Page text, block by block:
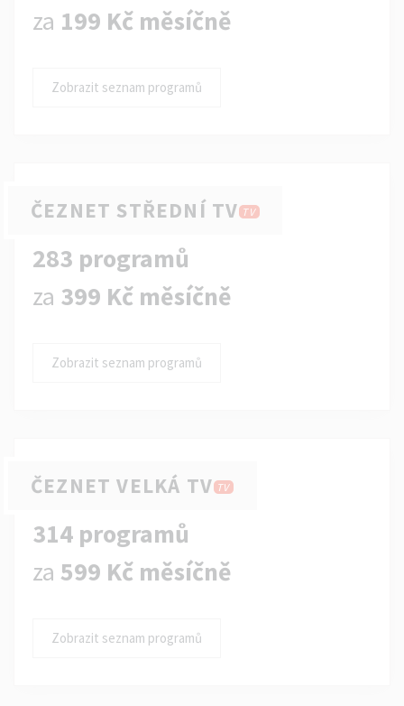
za 199 Kč měsíčně
Zobrazit seznam programů
ČEZNET STŘEDNÍ TV TV
283 programů
za 399 Kč měsíčně
Zobrazit seznam programů
ČEZNET VELKÁ TV TV
314 programů
za 599 Kč měsíčně
Zobrazit seznam programů